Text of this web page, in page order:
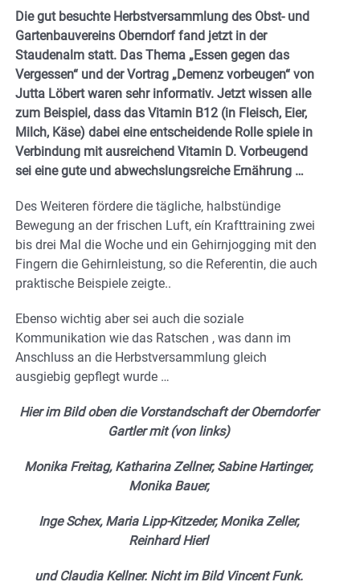
Die gut besuchte Herbstversammlung des Obst- und
Gartenbauvereins Oberndorf fand jetzt in der
Staudenalm statt. Das Thema „Essen gegen das
Vergessen“ und der Vortrag „Demenz vorbeugen“ von
Jutta Löbert waren sehr informativ. Jetzt wissen alle
zum Beispiel, dass das Vitamin B12 (in Fleisch, Eier,
Milch, Käse) dabei eine entscheidende Rolle spiele in
Verbindung mit ausreichend Vitamin D. Vorbeugend
sei eine gute und abwechslungsreiche Ernährung …
Des Weiteren fördere die tägliche, halbstündige
Bewegung an der frischen Luft, eín Krafttraining zwei
bis drei Mal die Woche und ein Gehirnjogging mit den
Fingern die Gehirnleistung, so die Referentin, die auch
praktische Beispiele zeigte..
Ebenso wichtig aber sei auch die soziale
Kommunikation wie das Ratschen , was dann im
Anschluss an die Herbstversammlung gleich
ausgiebig gepflegt wurde …
Hier im Bild oben die Vorstandschaft der Oberndorfer
Gartler mit (von links)
Monika Freitag, Katharina Zellner, Sabine Hartinger,
Monika Bauer,
Inge Schex, Maria Lipp-Kitzeder, Monika Zeller,
Reinhard Hierl
und Claudia Kellner. Nicht im Bild Vincent Funk.